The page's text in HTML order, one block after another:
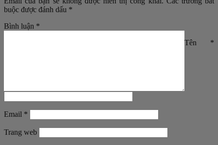
buộc được đánh dấu *
Bình luận *
Tên *
Email *
Trang web